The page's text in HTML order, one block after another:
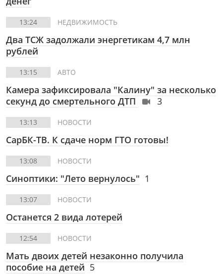
13:24 НЕДВИЖИМОСТЬ
Два ТСЖ задолжали энергетикам 4,7 млн
рублей
13:15 АВТО
Камера зафиксировала "Калину" за несколько
секунд до смертельного ДТП
3
13:13 НОВОСТИ
СарБК-ТВ. К сдаче норм ГТО готовы!
13:08 НОВОСТИ
Синоптики: "Лето вернулось" 1
13:07 НОВОСТИ
Останется 2 вида лотерей
12:54 НОВОСТИ
Мать двоих детей незаконно получила
пособие на детей 5